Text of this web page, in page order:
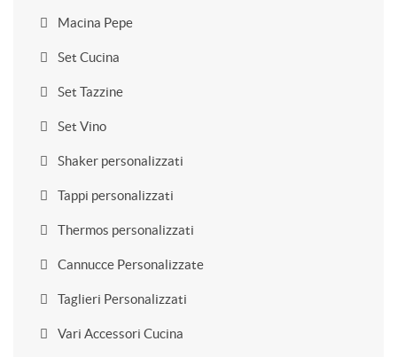
Macina Pepe
Set Cucina
Set Tazzine
Set Vino
Shaker personalizzati
Tappi personalizzati
Thermos personalizzati
Cannucce Personalizzate
Taglieri Personalizzati
Vari Accessori Cucina